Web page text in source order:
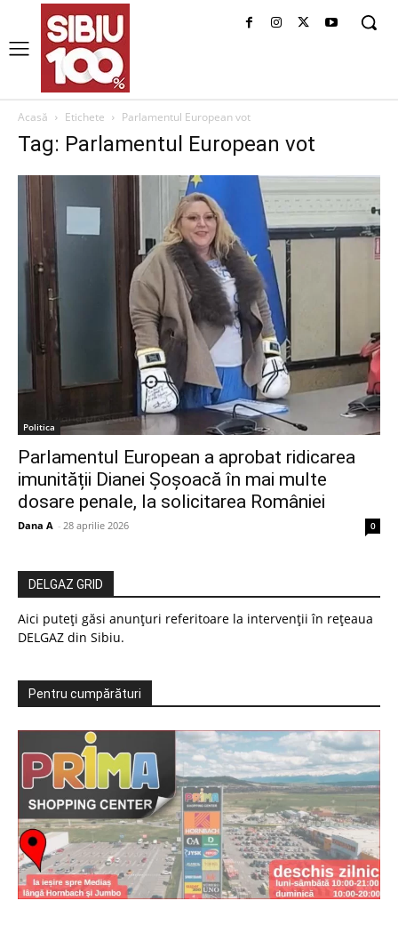
Acasă Etichete Parlamentul European vot
Tag: Parlamentul European vot
Politica
Parlamentul European a aprobat ridicarea
imunității Dianei Șoșoacă în mai multe
dosare penale, la solicitarea României
Dana A - 28 aprilie 2026 0
DELGAZ GRID
Aici puteți găsi anunțuri referitoare la intervenții în rețeaua
DELGAZ din Sibiu.
Pentru cumpărături